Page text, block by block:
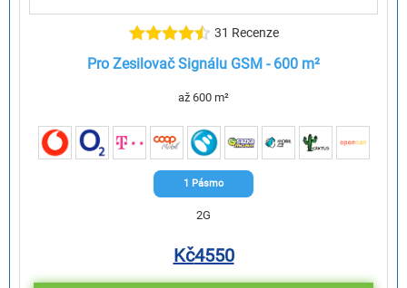
31 Recenze
Pro Zesilovač Signálu GSM - 600 m²
až 600 m²
1 Pásmo
2G
Kč4550